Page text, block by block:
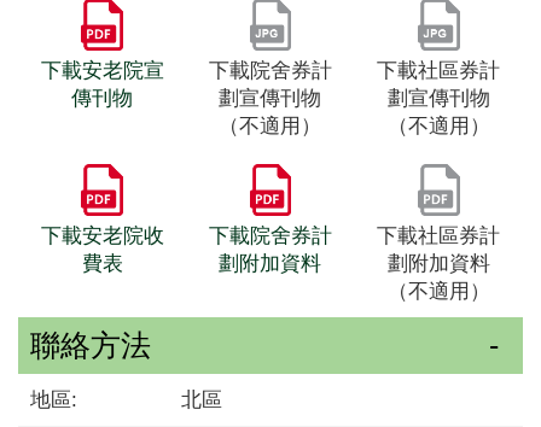
下載安老院宣
傳刊物
下載院舍券計
劃宣傳刊物
（不適用）
下載社區券計
劃宣傳刊物
（不適用）
下載安老院收
費表
下載院舍券計
劃附加資料
下載社區券計
劃附加資料
（不適用）
聯絡方法
地區: 北區